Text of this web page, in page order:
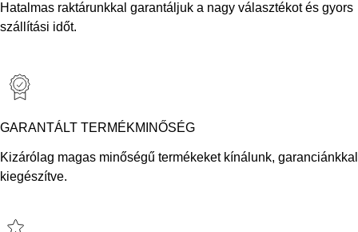
Hatalmas raktárunkkal garantáljuk a nagy választékot és gyors
szállítási időt.
GARANTÁLT TERMÉKMINŐSÉG
Kizárólag magas minőségű termékeket kínálunk, garanciánkkal
kiegészítve.